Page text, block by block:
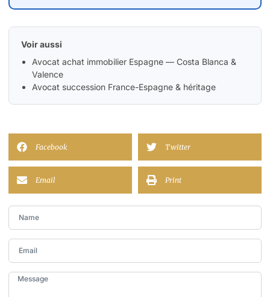
Voir aussi
Avocat achat immobilier Espagne — Costa Blanca &
Valence
Avocat succession France-Espagne & héritage
Facebook Twitter
Email Print